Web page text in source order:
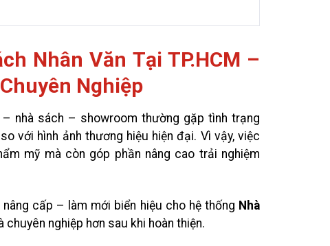
Nhân Văn Tại TP.HCM –
Nghiệp
nhà sách – showroom thường gặp tình trạng
với hình ảnh thương hiệu hiện đại. Vì vậy, việc
mỹ mà còn góp phần nâng cao trải nghiệm
cấp – làm mới biển hiệu cho hệ thống Nhà
nghiệp hơn sau khi hoàn thiện.